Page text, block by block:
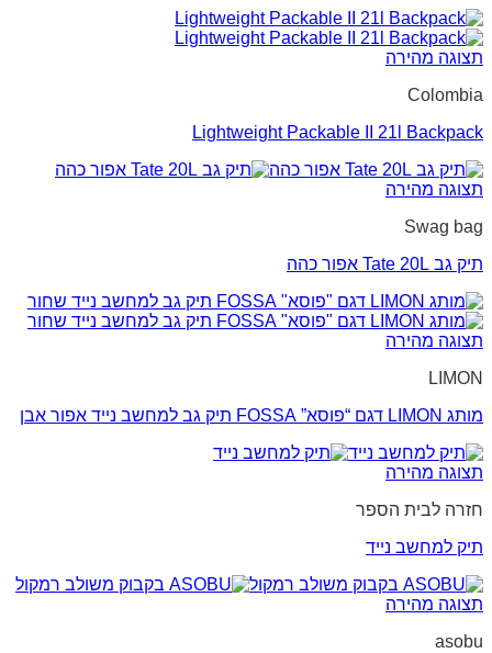
תצוגה מהירה
Colombia
Lightweight Packable II 21l Backpack
תצוגה מהירה
Swag bag
תיק גב Tate 20L אפור כהה
תצוגה מהירה
LIMON
מותג LIMON דגם “פוסא” FOSSA תיק גב למחשב נייד אפור אבן
תצוגה מהירה
חזרה לבית הספר
תיק למחשב נייד
תצוגה מהירה
asobu